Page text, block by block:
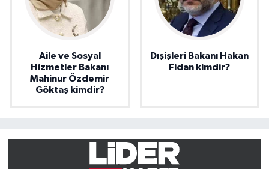
Aile ve Sosyal
Hizmetler Bakanı
Mahinur Özdemir
Göktaş kimdir?
Dışişleri Bakanı Hakan
Fidan kimdir?